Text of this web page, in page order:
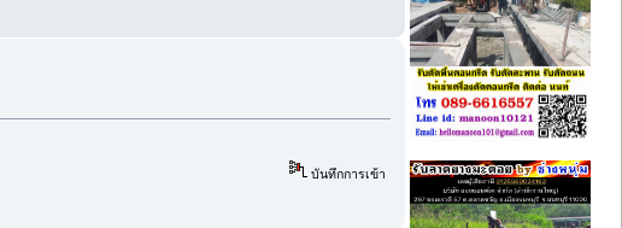
บันทึกการเข้า